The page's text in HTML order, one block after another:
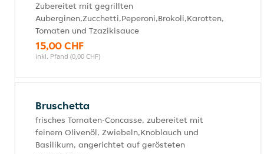
Zubereitet mit gegrillten
Auberginen,Zucchetti,Peperoni,Brokoli,Karotten,
Tomaten und Tzazikisauce
15,00 CHF
inkl. Pfand (0,00 CHF)
Bruschetta
frisches Tomaten-Concasse, zubereitet mit
feinem Olivenöl, Zwiebeln,Knoblauch und
Basilikum, angerichtet auf gerösteten